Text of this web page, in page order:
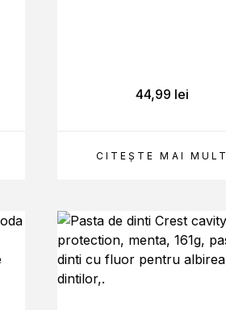
CITEȘTE MAI MULT
44,99 lei